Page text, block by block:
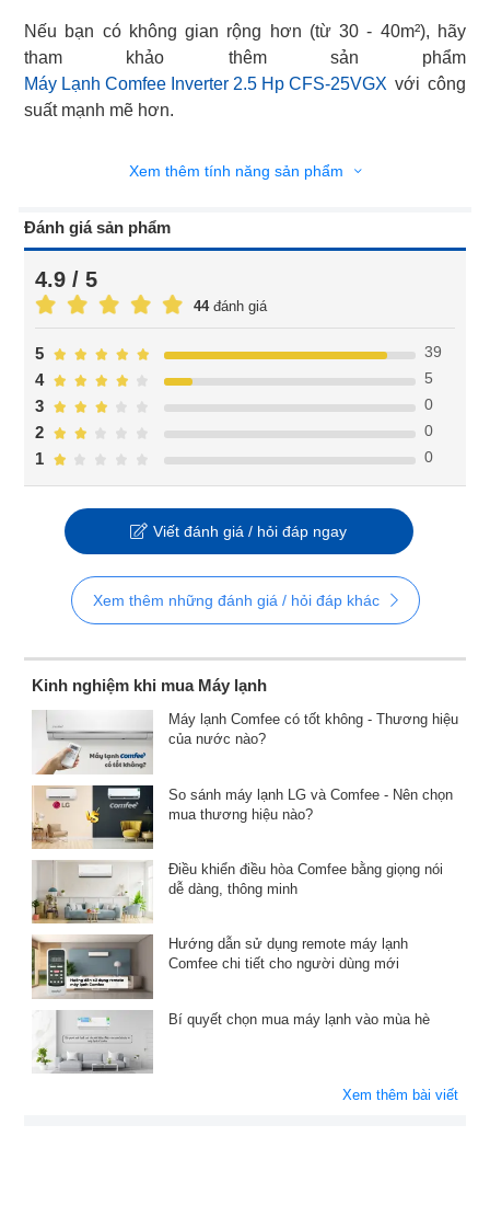
Nếu bạn có không gian rộng hơn (từ 30 - 40m²), hãy
Máy Lạnh Comfee Inverter 2.5 Hp CFS-25VGX với công
suất mạnh mẽ hơn.
Xem thêm tính năng sản phẩm
Đánh giá sản phẩm
4.9 / 5
44đánh giá
1 0
2 0
3 0
4 5
5 39
Viết đánh giá / hỏi đáp ngay
Xem thêm những đánh giá / hỏi đáp khác
Kinh nghiệm khi mua Máy lạnh
Máy lạnh Comfee có tốt không - Thương hiệu
của nước nào?
So sánh máy lạnh LG và Comfee - Nên chọn
mua thương hiệu nào?
Điều khiển điều hòa Comfee bằng giọng nói
dễ dàng, thông minh
Hướng dẫn sử dụng remote máy lạnh
Comfee chi tiết cho người dùng mới
Bí quyết chọn mua máy lạnh vào mùa hè
Xem thêm bài viết